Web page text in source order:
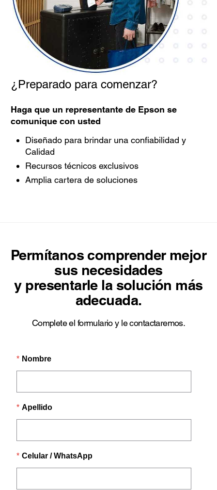
¿Preparado para comenzar?
Haga que un representante de Epson se
comunique con usted
Diseñado para brindar una confiabilidad y
Calidad
Recursos técnicos exclusivos
Amplia cartera de soluciones
Permítanos comprender mejor
sus necesidades
y presentarle la solución más
adecuada.
Complete el formulario y le contactaremos.